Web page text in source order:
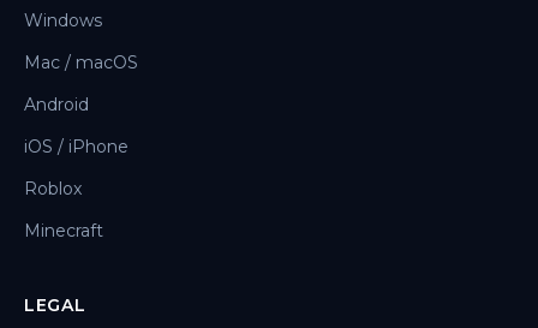
Windows
Mac / macOS
Android
iOS / iPhone
Roblox
Minecraft
LEGAL